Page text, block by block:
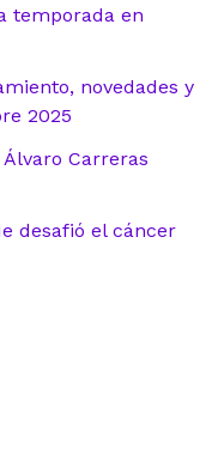
temporada en
novedades y
2025
Carreras
desafió el cáncer